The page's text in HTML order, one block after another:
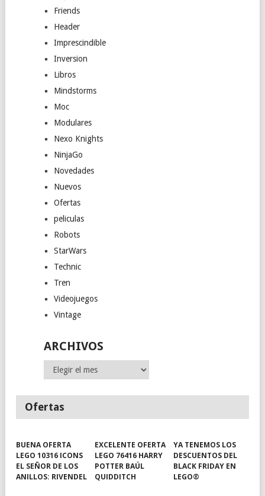
Friends
Header
Imprescindible
Inversion
Libros
Mindstorms
Moc
Modulares
Nexo Knights
NinjaGo
Novedades
Nuevos
Ofertas
peliculas
Robots
StarWars
Technic
Tren
Videojuegos
Vintage
ARCHIVOS
Archivos
Ofertas
BUENA OFERTA
LEGO 10316 ICONS
EL SEÑOR DE LOS
ANILLOS: RIVENDEL
EXCELENTE OFERTA
LEGO 76416 HARRY
POTTER BAÚL
QUIDDITCH
YA TENEMOS LOS
DESCUENTOS DEL
BLACK FRIDAY EN
LEGO®